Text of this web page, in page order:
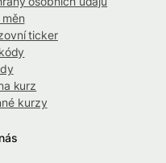
ticker
kurz
kurzy